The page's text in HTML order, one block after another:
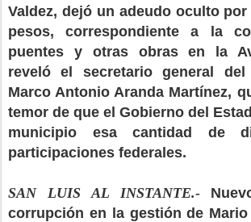
Valdez, dejó un adeudo oculto
pesos, correspondiente a la
puentes y otras obras en la
reveló el secretario general del
Marco Antonio Aranda Martínez,
temor de que el Gobierno del
municipio esa cantidad de
participaciones federales.
SAN LUIS AL INSTANTE.-
corrupción en la gestión de Mario